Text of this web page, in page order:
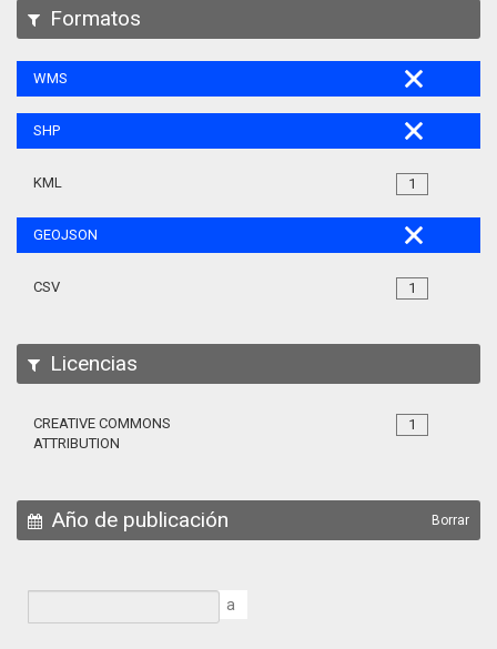
Formatos
WMS
SHP
1
KML
GEOJSON
1
CSV
Licencias
1
CREATIVE COMMONS
ATTRIBUTION
Año de publicación Borrar
a